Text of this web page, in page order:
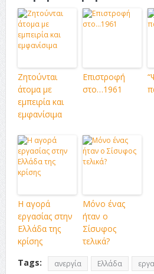
Ζητούνται
άτομα με
εμπειρία και
εμφανίσιμα
Επιστροφή
στο…1961
Η αγορά
εργασίας στην
Ελλάδα της
κρίσης
Μόνο ένας
ήταν ο
Σίσυφος
τελικά?
Tags:
ανεργία Ελλάδα